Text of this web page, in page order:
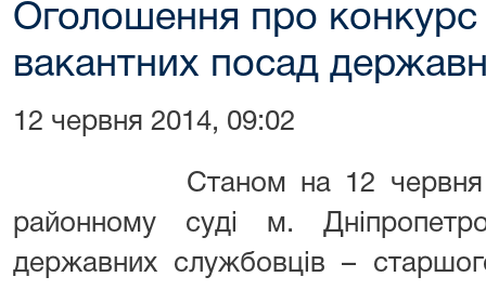
Оголошення про конкурс
вакантних посад
12 червня 2014, 09:02
Станом на 12 червня
районному суді м.
державних службовців –